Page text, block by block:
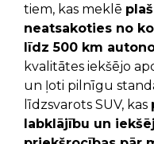
tiem, kas meklē
neatsakoties no
līdz 500 km
kvalitātes iekšējo
un ļoti pilnīgu
līdzsvarots SUV, kas
labklājību un